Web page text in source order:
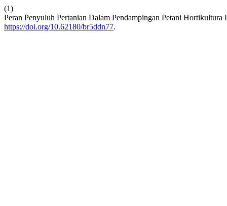
(1)
Peran Penyuluh Pertanian Dalam Pendampingan Petani
https://doi.org/10.62180/br5ddn77.